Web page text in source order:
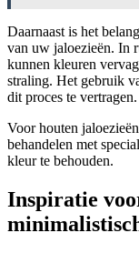
Daarnaast is het
van uw jaloezieën. In
kunnen kleuren
straling. Het gebruik
dit proces te vertragen.
Voor houten
behandelen met
kleur te behouden.
Inspiratie